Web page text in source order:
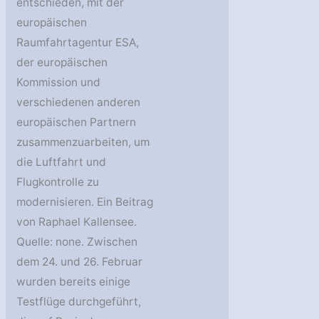
europäischen
Raumfahrtagentur ESA,
der europäischen
Kommission und
verschiedenen anderen
europäischen Partnern
zusammenzuarbeiten, um
die Luftfahrt und
Flugkontrolle zu
modernisieren. Ein Beitrag
von Raphael Kallensee.
Quelle: none. Zwischen
dem 24. und 26. Februar
wurden bereits einige
Testflüge durchgeführt,